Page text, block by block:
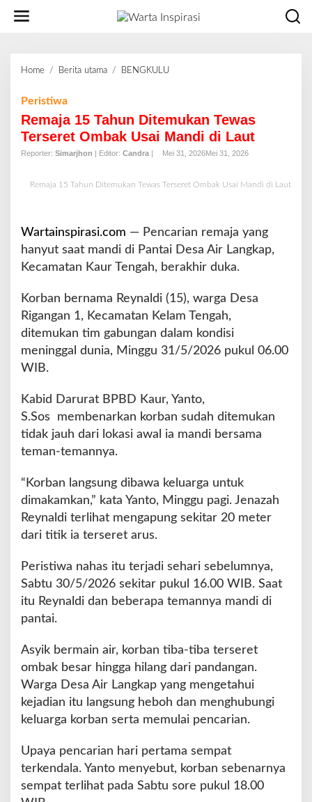
Home / Berita utama / BENGKULU
j
a
1
T
n
D
i
e
u
k
a
w
a
s
s
e
r
m
b
a
a
i
M
d
d
i
Peristiwa
Remaja 15 Tahun Ditemukan Tewas
Terseret Ombak Usai Mandi di Laut
Reporter: Simarjhon | Editor: Candra | Mei 31, 2026Mei 31, 2026
Remaja 15 Tahun Ditemukan Tewas Terseret Ombak Usai Mandi di Laut
Wartainspirasi.com — Pencarian remaja yang
hanyut saat mandi di Pantai Desa Air Langkap,
Kecamatan Kaur Tengah, berakhir duka.
Korban bernama Reynaldi (15), warga Desa
Rigangan 1, Kecamatan Kelam Tengah,
ditemukan tim gabungan dalam kondisi
meninggal dunia, Minggu 31/5/2026 pukul 06.00
WIB.
Kabid Darurat BPBD Kaur, Yanto,
S.Sos membenarkan korban sudah ditemukan
tidak jauh dari lokasi awal ia mandi bersama
teman-temannya.
“Korban langsung dibawa keluarga untuk
dimakamkan,” kata Yanto, Minggu pagi. Jenazah
Reynaldi terlihat mengapung sekitar 20 meter
dari titik ia terseret arus.
Peristiwa nahas itu terjadi sehari sebelumnya,
Sabtu 30/5/2026 sekitar pukul 16.00 WIB. Saat
itu Reynaldi dan beberapa temannya mandi di
pantai.
Asyik bermain air, korban tiba-tiba terseret
ombak besar hingga hilang dari pandangan.
Warga Desa Air Langkap yang mengetahui
kejadian itu langsung heboh dan menghubungi
keluarga korban serta memulai pencarian.
Upaya pencarian hari pertama sempat
terkendala. Yanto menyebut, korban sebenarnya
sempat terlihat pada Sabtu sore pukul 18.00